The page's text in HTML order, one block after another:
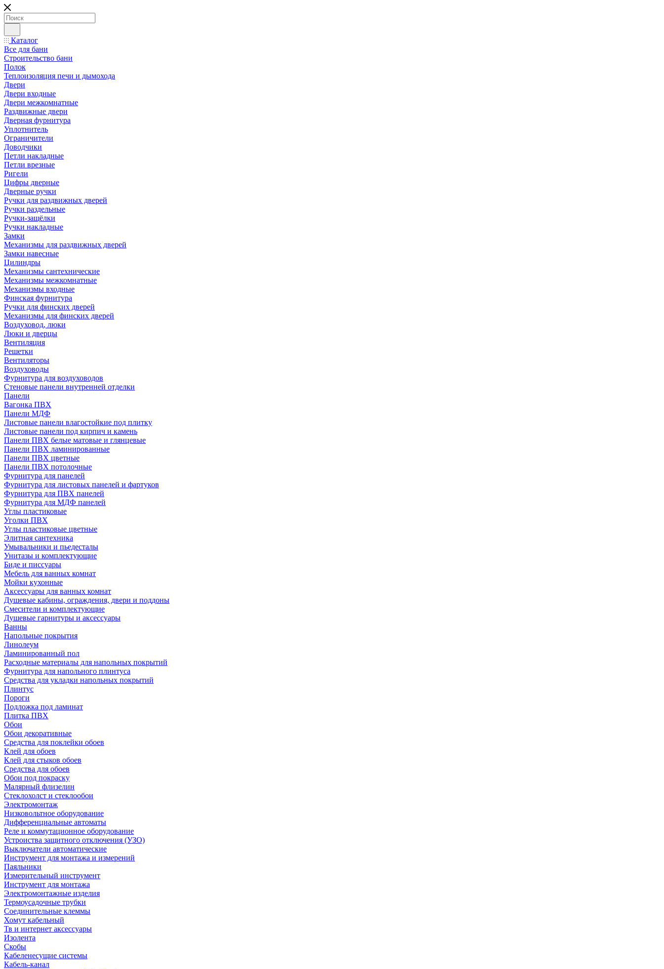
Каталог
Все для бани
Строительство бани
Полок
Теплоизоляция печи и дымохода
Двери
Двери входные
Двери межкомнатные
Раздвижные двери
Дверная фурнитура
Уплотнитель
Ограничители
Доводчики
Петли накладные
Петли врезные
Ригели
Цифры дверные
Дверные ручки
Ручки для раздвижных дверей
Ручки раздельные
Ручки-защёлки
Ручки накладные
Замки
Механизмы для раздвижных дверей
Замки навесные
Цилиндры
Механизмы сантехнические
Механизмы межкомнатные
Механизмы входные
Финская фурнитура
Ручки для финских дверей
Механизмы для финских дверей
Воздуховод, люки
Люки и дверцы
Вентиляция
Решетки
Вентиляторы
Воздуховоды
Фурнитура для воздуховодов
Стеновые панели внутренней отделки
Панели
Вагонка ПВХ
Панели МДФ
Листовые панели влагостойкие под плитку
Листовые панели под кирпич и камень
Панели ПВХ белые матовые и глянцевые
Панели ПВХ ламинированные
Панели ПВХ цветные
Панели ПВХ потолочные
Фурнитура для панелей
Фурнитура для листовых панелей и фартуков
Фурнитура для ПВХ панелей
Фурнитура для МДФ панелей
Углы пластиковые
Уголки ПВХ
Углы пластиковые цветные
Элитная сантехника
Умывальники и пьедесталы
Унитазы и комплектующие
Биде и писсуары
Мебель для ванных комнат
Мойки кухонные
Аксессуары для ванных комнат
Душевые кабины, ограждения, двери и поддоны
Смесители и комплектующие
Душевые гарнитуры и аксессуары
Ванны
Напольные покрытия
Линолеум
Ламинированный пол
Расходные материалы для напольных покрытий
Фурнитура для напольного плинтуса
Средства для укладки напольных покрытий
Плинтус
Пороги
Подложка под ламинат
Плитка ПВХ
Обои
Обои декоративные
Средства для поклейки обоев
Клей для обоев
Клей для стыков обоев
Средства для обоев
Обои под покраску
Малярный флизелин
Стеклохолст и стеклообои
Электромонтаж
Низковольтное оборудование
Дифференциальные автоматы
Реле и коммутационное оборудование
Устроиства защитного отключения (УЗО)
Выключатели автоматические
Инструмент для монтажа и измерений
Паяльники
Измерительный инструмент
Инструмент для монтажа
Электромонтажные изделия
Термоусадочные трубки
Соединительные клеммы
Хомут кабельный
Тв и интернет аксессуары
Изолента
Скобы
Кабеленесущие системы
Кабель-канал